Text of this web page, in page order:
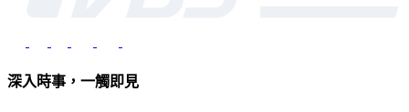
深入時事，一觸即見